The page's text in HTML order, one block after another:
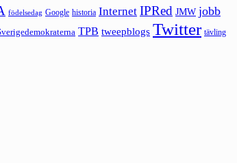
födelsedag Google historia Internet IPRed JMW jobb
TPB tweepblogs Twitter tävling